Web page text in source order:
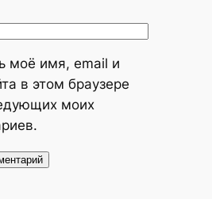
моё имя, email и
в этом браузере
моих